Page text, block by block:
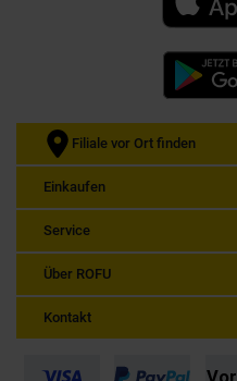
Filiale vor Ort finden
Einkaufen
Service
Über ROFU
Kontakt